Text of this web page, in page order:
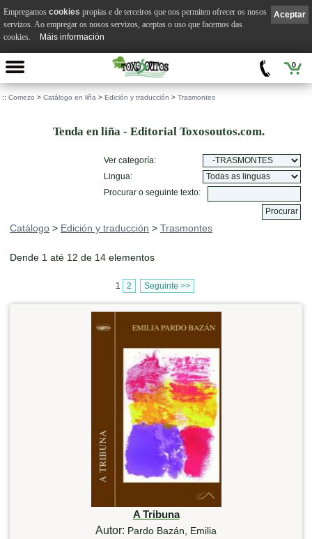
0
:: Comezo > Catálogo en liña > Edición y traducción > Trasmontes
Tenda en liña - Editorial Toxosoutos.com.
Ver categoría:
Lingua:
Procurar o seguinte texto:
Catálogo > Edición y traducción > Trasmontes
Dende 1 até 12 de 14 elementos
1 2 Seguinte >>
A Tribuna
Autor: Pardo Bazán, Emilia
Aceptar
Empregamos cookies propias e de terceiros que nos permiten ofrecer os nosos
servizos. Ao empregar os nosos servizos, aceptas o uso que facemos das
cookies.
Máis información